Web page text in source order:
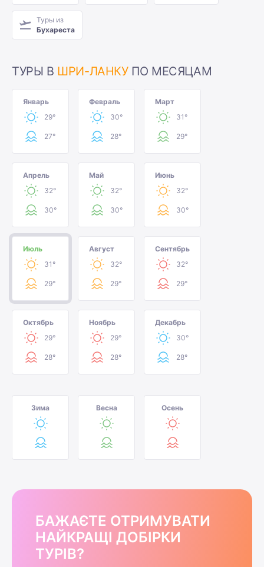
Туры из
Бухареста
ТУРЫ В ШРИ-ЛАНКУПО МЕСЯЦАМ
Январь
29°
27°
Февраль
30°
28°
Март
31°
29°
Апрель
32°
30°
Май
32°
30°
Июнь
32°
30°
Июль
31°
29°
Август
32°
29°
Сентябрь
32°
29°
Октябрь
29°
28°
Ноябрь
29°
28°
Декабрь
30°
28°
Зима Весна Осень
БАЖАЄТЕ ОТРИМУВАТИ
НАЙКРАЩІ ДОБІРКИ
ТУРІВ?